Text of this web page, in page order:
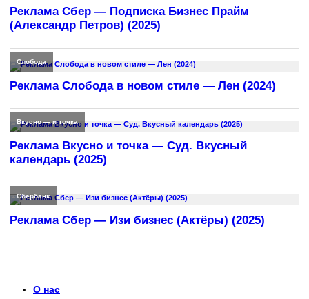
Реклама Сбер — Подписка Бизнес Прайм
(Александр Петров) (2025)
Слобода
Реклама Слобода в новом стиле — Лен (2024)
Вкусно — и точка
Реклама Вкусно и точка — Суд. Вкусный
календарь (2025)
Сбербанк
Реклама Сбер — Изи бизнес (Актёры) (2025)
О нас